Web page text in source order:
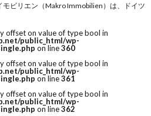
モビリエン（Makro Immobilien）は、ドイツ
offset on value of type bool in
public_html/wp-
on line360
offset on value of type bool in
public_html/wp-
on line361
offset on value of type bool in
public_html/wp-
on line362